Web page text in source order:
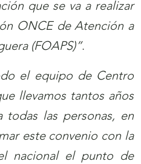
que se va a realizar
ONCE de Atención a
(FOAPS)”.
el equipo de Centro
llevamos tantos años
todas las personas, en
este convenio con la
nacional el punto de